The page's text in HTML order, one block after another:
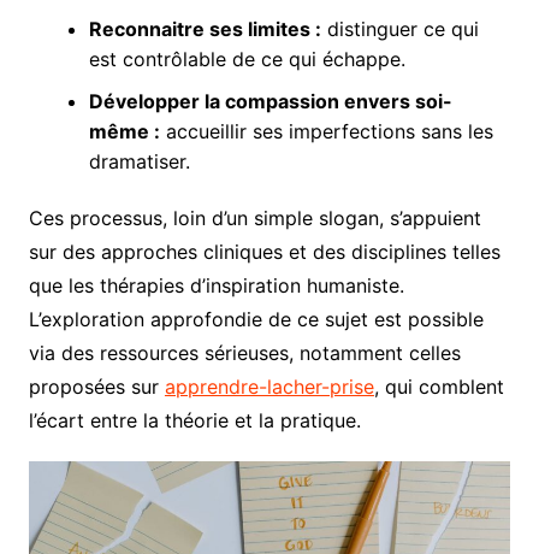
Reconnaitre ses limites : distinguer ce qui
est contrôlable de ce qui échappe.
Développer la compassion envers soi-
même : accueillir ses imperfections sans les
dramatiser.
Ces processus, loin d’un simple slogan, s’appuient
sur des approches cliniques et des disciplines telles
que les thérapies d’inspiration humaniste.
L’exploration approfondie de ce sujet est possible
via des ressources sérieuses, notamment celles
proposées sur apprendre-lacher-prise, qui comblent
l’écart entre la théorie et la pratique.